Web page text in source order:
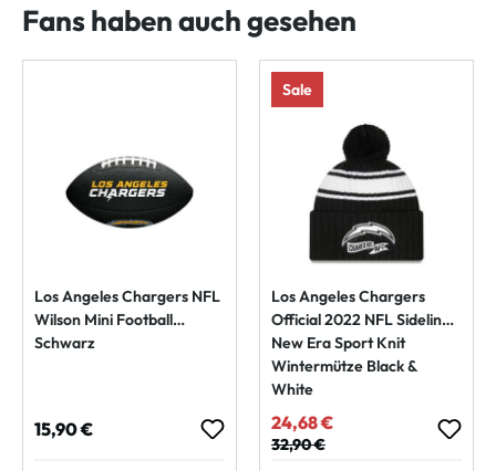
Fans haben auch gesehen
Los Angeles Chargers NFL
Wilson Mini Football
Schwarz
Regulärer Preis:
15,90 €
Sale
Los Angeles Chargers
Official 2022 NFL Sideline
New Era Sport Knit
Wintermütze Black &
White
Verkaufspreis:
24,68 €
Regulärer Preis:
32,90 €